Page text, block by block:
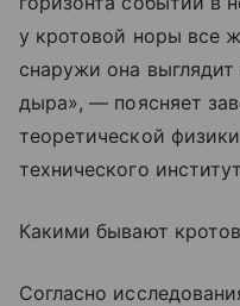
у кротовой норы все
снаружи она
дыра», — поясняет
теоретической
технического
Какими бывают
Согласно